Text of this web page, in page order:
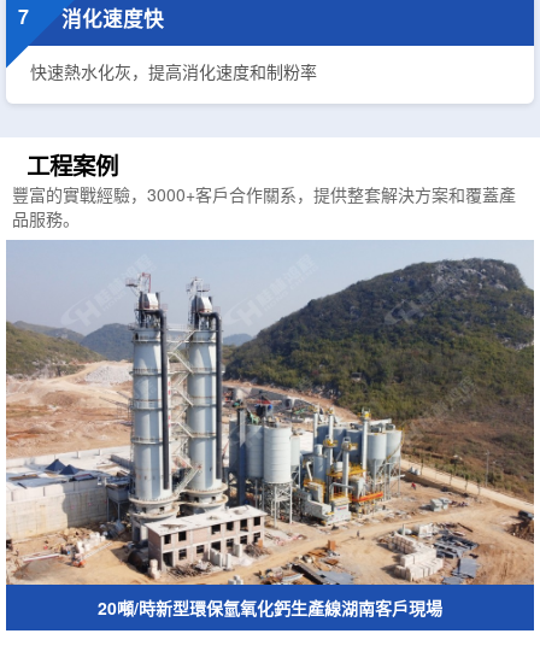
7 消化速度快
快速熱水化灰，提高消化速度和制粉率
工程案例
豐富的實戰經驗，3000+客戶合作關系，提供整套解決方案和覆蓋產
品服務。
20噸/時新型環保氫氧化鈣生產線湖南客戶現場